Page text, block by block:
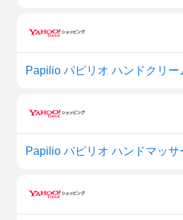
Papilio パピリオ ハンドマッ